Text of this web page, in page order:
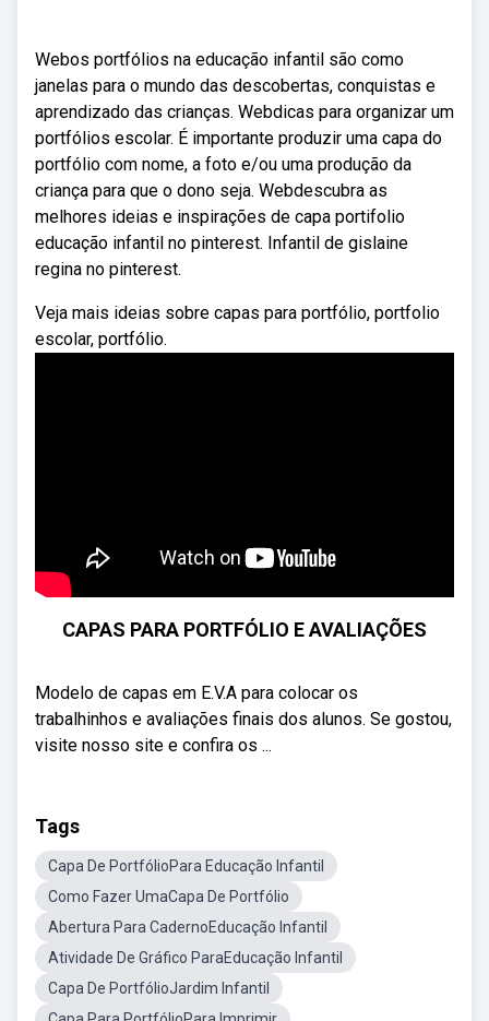
Webos portfólios na educação infantil são como
janelas para o mundo das descobertas, conquistas e
aprendizado das crianças. Webdicas para organizar um
portfólios escolar. É importante produzir uma capa do
portfólio com nome, a foto e/ou uma produção da
criança para que o dono seja. Webdescubra as
melhores ideias e inspirações de capa portifolio
educação infantil no pinterest. Infantil de gislaine
regina no pinterest.
Veja mais ideias sobre capas para portfólio, portfolio
escolar, portfólio.
CAPAS PARA PORTFÓLIO E AVALIAÇÕES
Modelo de capas em E.V.A para colocar os
trabalhinhos e avaliações finais dos alunos. Se gostou,
visite nosso site e confira os ...
Tags
Capa De PortfólioPara Educação Infantil
Como Fazer UmaCapa De Portfólio
Abertura Para CadernoEducação Infantil
Atividade De Gráfico ParaEducação Infantil
Capa De PortfólioJardim Infantil